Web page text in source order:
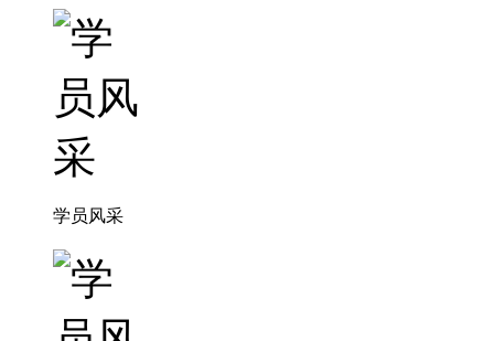
学员风采